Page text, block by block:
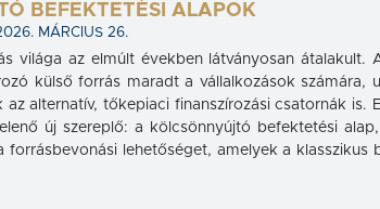
BEFEKTETÉSI ALAPOK
MÁRCIUS 26.
világa az elmúlt években látványosan átalakult.
külső forrás maradt a vállalkozások számára,
az alternatív, tőkepiaci finanszírozási csatornák is.
új szereplő: a kölcsönnyújtó befektetési
forrásbevonási lehetőséget, amelyek a klasszikus